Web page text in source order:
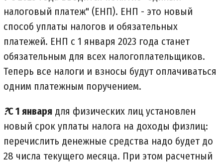
налоговый платеж" (ЕНП). ЕНП - это новый
способ уплаты налогов и обязательных
платежей. ЕНП с 1 января 2023 года станет
обязательным для всех налогоплательщиков.
Теперь все налоги и взносы будут оплачиваться
одним платежным поручением.
?С 1 января для физических лиц установлен
новый срок уплаты налога на доходы физлиц:
перечислить денежные средства надо будет до
28 числа текущего месяца. При этом расчетный